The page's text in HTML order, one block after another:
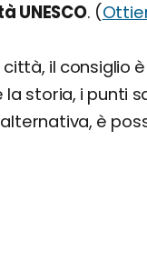
UNESCO. (
il consiglio
storia, i punti
è